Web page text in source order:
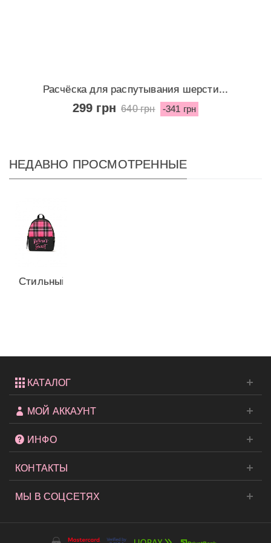
Расчёска для распутывания шерсти...
299 грн 640 грн -341 грн
НЕДАВНО ПРОСМОТРЕННЫЕ
Стильный
КАТАЛОГ
МОЙ АККАУНТ
ИНФО
КОНТАКТЫ
МЫ В СОЦСЕТЯХ